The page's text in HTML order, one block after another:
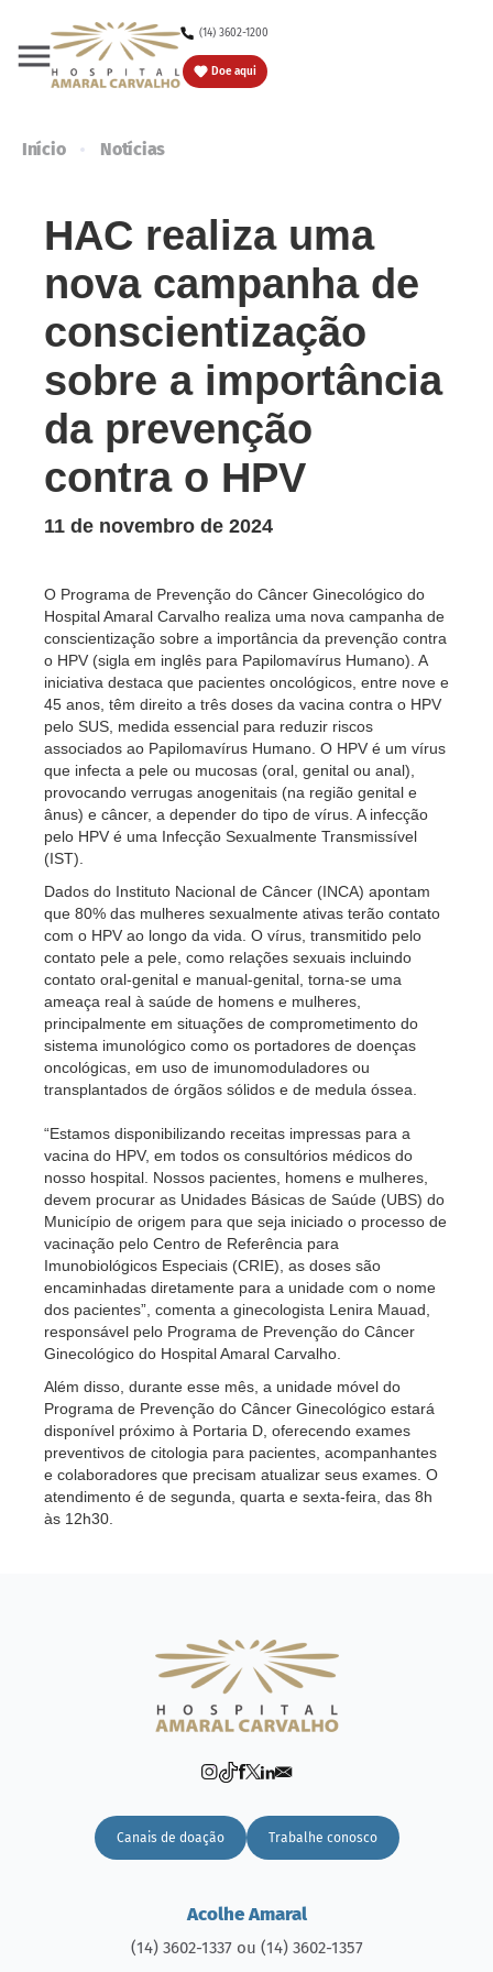
(14) 3602-1200
Doe aqui
Doe
Início Notícias
HAC realiza uma
nova campanha de
conscientização
sobre a importância
da prevenção
contra o HPV
11 de novembro de 2024
O Programa de Prevenção do Câncer Ginecológico do
Hospital Amaral Carvalho realiza uma nova campanha de
conscientização sobre a importância da prevenção contra
o HPV (sigla em inglês para Papilomavírus Humano). A
iniciativa destaca que pacientes oncológicos, entre nove e
45 anos, têm direito a três doses da vacina contra o HPV
pelo SUS, medida essencial para reduzir riscos
associados ao Papilomavírus Humano. O HPV é um vírus
que infecta a pele ou mucosas (oral, genital ou anal),
provocando verrugas anogenitais (na região genital e
ânus) e câncer, a depender do tipo de vírus. A infecção
pelo HPV é uma Infecção Sexualmente Transmissível
(IST).
Dados do Instituto Nacional de Câncer (INCA) apontam
que 80% das mulheres sexualmente ativas terão contato
com o HPV ao longo da vida. O vírus, transmitido pelo
contato pele a pele, como relações sexuais incluindo
contato oral-genital e manual-genital, torna-se uma
ameaça real à saúde de homens e mulheres,
principalmente em situações de comprometimento do
sistema imunológico como os portadores de doenças
oncológicas, em uso de imunomoduladores ou
transplantados de órgãos sólidos e de medula óssea.
“Estamos disponibilizando receitas impressas para a
vacina do HPV, em todos os consultórios médicos do
nosso hospital. Nossos pacientes, homens e mulheres,
devem procurar as Unidades Básicas de Saúde (UBS) do
Município de origem para que seja iniciado o processo de
vacinação pelo Centro de Referência para
Imunobiológicos Especiais (CRIE), as doses são
encaminhadas diretamente para a unidade com o nome
dos pacientes”, comenta a ginecologista Lenira Mauad,
responsável pelo Programa de Prevenção do Câncer
Ginecológico do Hospital Amaral Carvalho.
Além disso, durante esse mês, a unidade móvel do
Programa de Prevenção do Câncer Ginecológico estará
disponível próximo à Portaria D, oferecendo exames
preventivos de citologia para pacientes, acompanhantes
e colaboradores que precisam atualizar seus exames. O
atendimento é de segunda, quarta e sexta-feira, das 8h
às 12h30.
Canais de doação Trabalhe conosco
Acolhe Amaral
(14) 3602-1337 ou (14) 3602-1357